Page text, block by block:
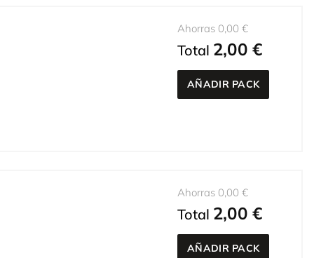
Ahorras 0,00 €
Total 2,00 €
AÑADIR PACK
Ahorras 0,00 €
Total 2,00 €
AÑADIR PACK